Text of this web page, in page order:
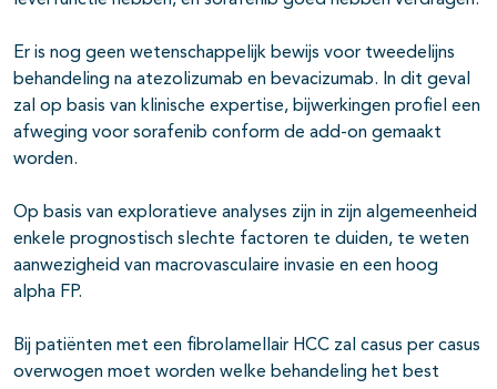
Er is nog geen wetenschappelijk bewijs voor tweedelijns
behandeling na atezolizumab en bevacizumab. In dit geval
zal op basis van klinische expertise, bijwerkingen profiel een
afweging voor sorafenib conform de add-on gemaakt
worden.
Op basis van exploratieve analyses zijn in zijn algemeenheid
enkele prognostisch slechte factoren te duiden, te weten
aanwezigheid van macrovasculaire invasie en een hoog
alpha FP.
Bij patiënten met een fibrolamellair HCC zal casus per casus
overwogen moet worden welke behandeling het best